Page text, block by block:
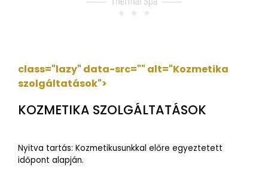
class="lazy" data-src="" alt="Kozmetika
szolgáltatások">
KOZMETIKA SZOLGÁLTATÁSOK
Nyitva tartás: Kozmetikusunkkal előre egyeztetett
időpont alapján.